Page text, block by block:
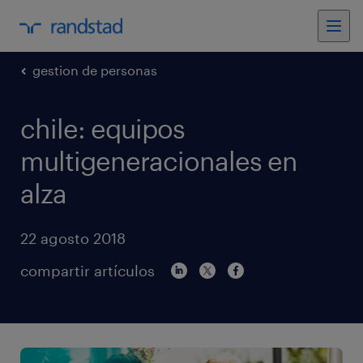
gestion de personas
chile: equipos
multigeneracionales en
alza
22 agosto 2018
compartir artículos